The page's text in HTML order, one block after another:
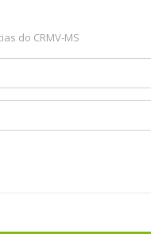
do CRMV-MS